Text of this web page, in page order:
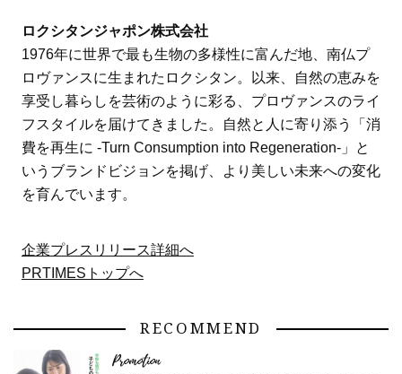
ロクシタンジャポン株式会社
1976年に世界で最も生物の多様性に富んだ地、南仏プ
ロヴァンスに生まれたロクシタン。以来、自然の恵みを
享受し暮らしを芸術のように彩る、プロヴァンスのライ
フスタイルを届けてきました。自然と人に寄り添う「消
費を再生に -Turn Consumption into Regeneration-」と
いうブランドビジョンを掲げ、より美しい未来への変化
を育んでいます。
企業プレスリリース詳細へ
PRTIMESトップへ
RECOMMEND